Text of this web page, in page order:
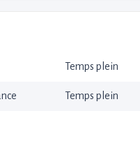
Temps plein
Temps plein